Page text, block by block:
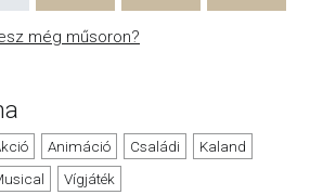
még műsoron?
Animáció Családi
Kaland
Vígjáték